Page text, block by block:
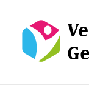
content